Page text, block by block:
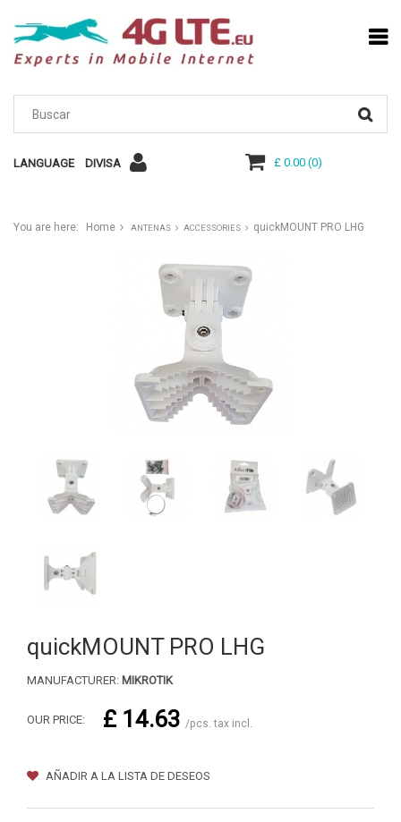
LANGUAGE DIVISA £ 0.00(0)
You are here: Home ANTENAS ACCESSORIES quickMOUNT PRO LHG
quickMOUNT PRO LHG
MANUFACTURER: MIKROTIK
OUR PRICE: £ 14.63 /pcs. tax incl.
AÑADIR A LA LISTA DE DESEOS